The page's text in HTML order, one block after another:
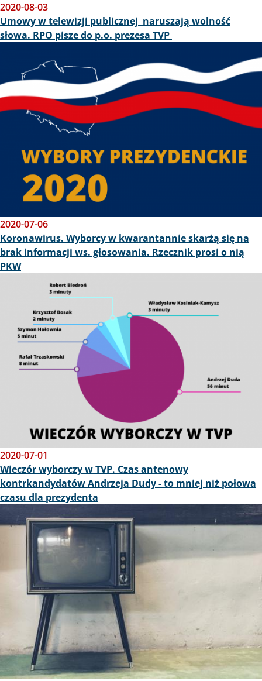
2020-08-03
Umowy w telewizji publicznej naruszają wolność
słowa. RPO pisze do p.o. prezesa TVP
2020-07-06
Koronawirus. Wyborcy w kwarantannie skarżą się na
brak informacji ws. głosowania. Rzecznik prosi o nią
PKW
2020-07-01
Wieczór wyborczy w TVP. Czas antenowy
kontrkandydatów Andrzeja Dudy - to mniej niż połowa
czasu dla prezydenta